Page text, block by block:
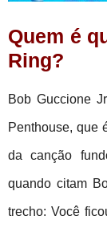
Quem é
Ring?
Bob Guccione
Penthouse, que
da canção
quando citam
trecho: Você